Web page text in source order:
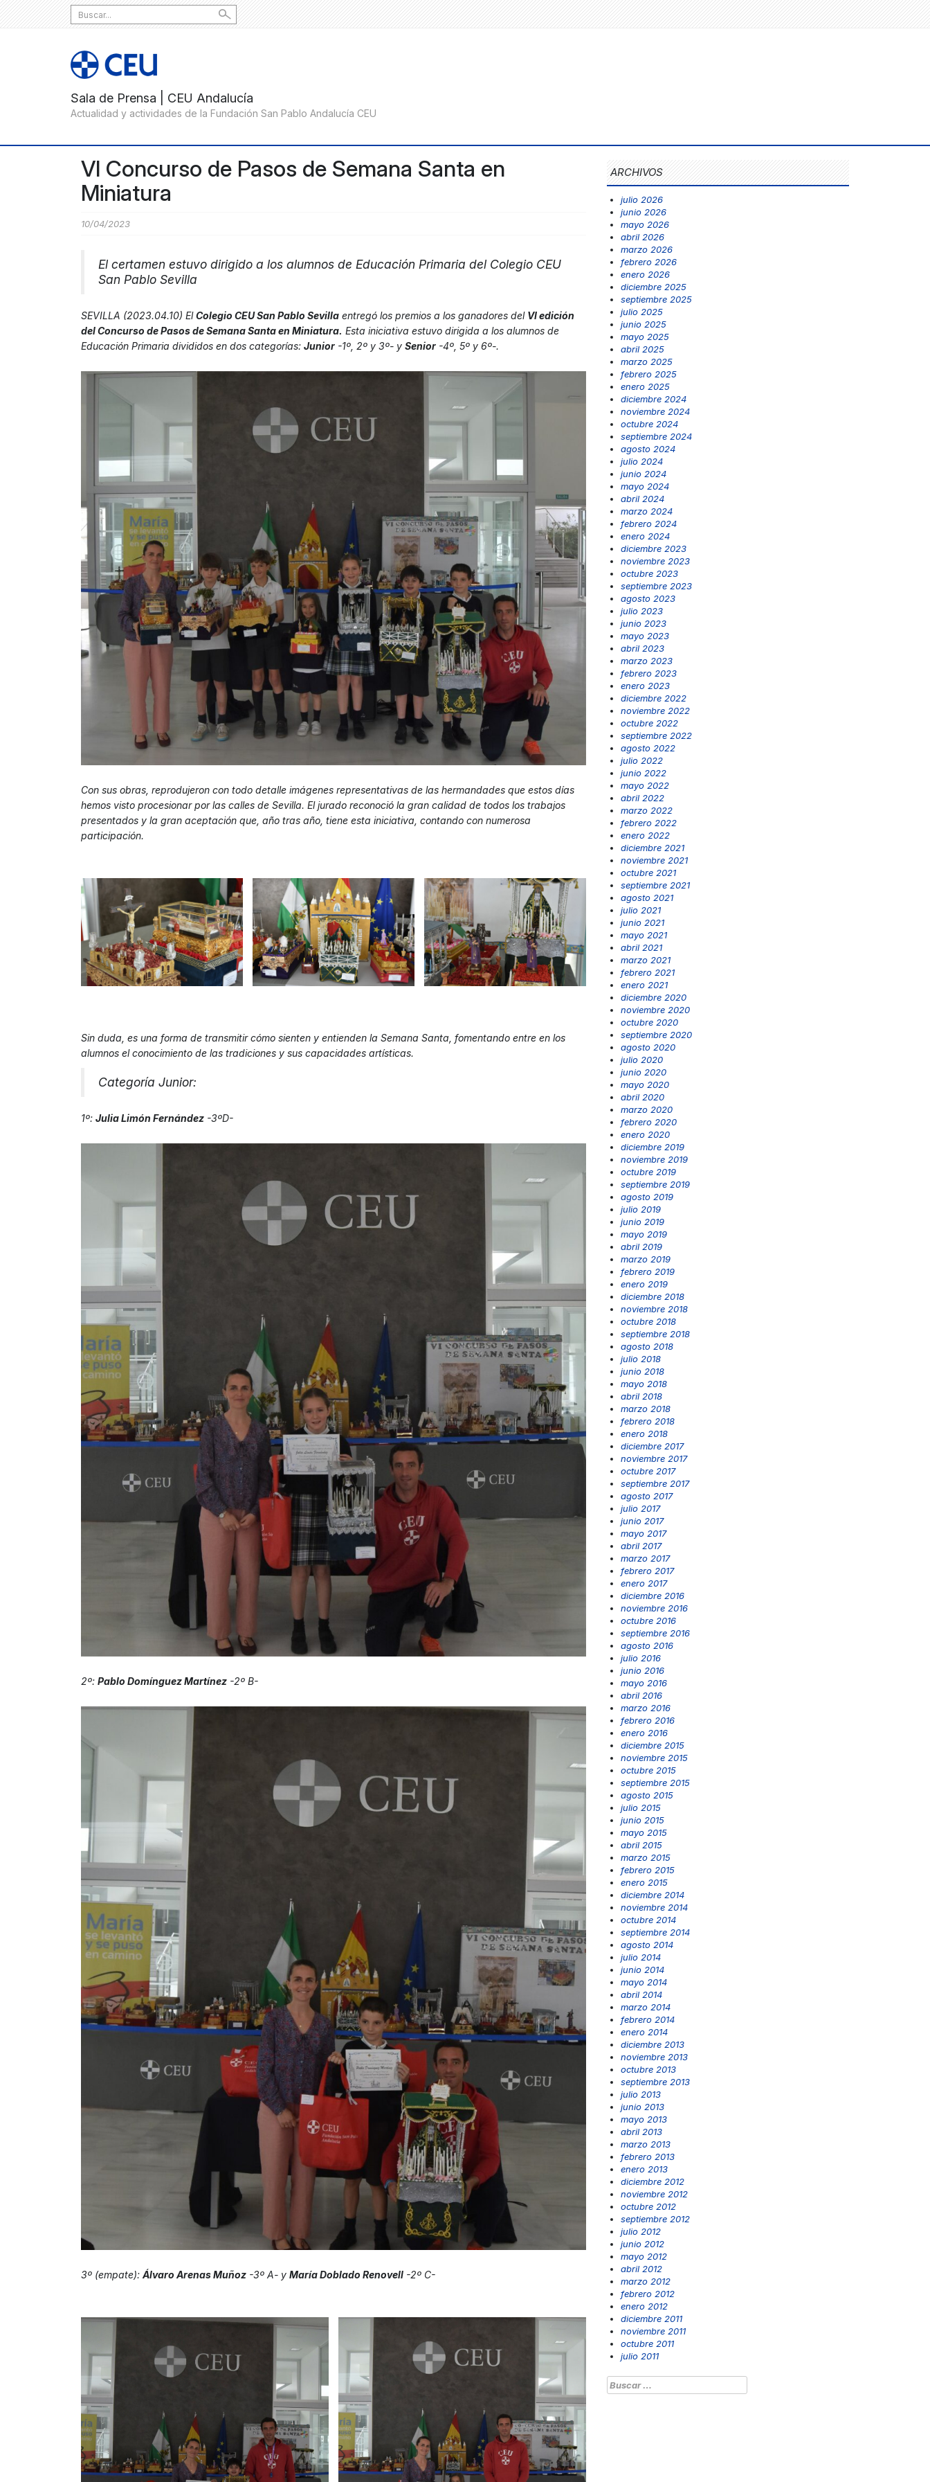
Search
for:
VI Concurso de Pasos de Semana Santa en
Miniatura
10/04/2023
El certamen estuvo dirigido a los alumnos de Educación Primaria del Colegio CEU
San Pablo Sevilla
SEVILLA (2023.04.10) ElColegio CEU San Pablo Sevilla entregó los premios a los ganadores del VI edición
del Concurso de Pasos de Semana Santa en Miniatura. Esta iniciativa estuvo dirigida a los alumnos de
Educación Primaria divididos en dos categorías: Junior -1º, 2º y 3º- y Senior -4º, 5º y 6º-.
Con sus obras, reprodujeron con todo detalle imágenes representativas de las hermandades que estos días
hemos visto procesionar por las calles de Sevilla. El jurado reconoció la gran calidad de todos los trabajos
presentados y la gran aceptación que, año tras año, tiene esta iniciativa, contando con numerosa
participación.
Sin duda, es una forma de transmitir cómo sienten y entienden la Semana Santa, fomentando entre en los
alumnos el conocimiento de las tradiciones y sus capacidades artísticas.
Categoría Junior:
1º: Julia Limón Fernández -3ºD-
2º: Pablo Domínguez Martínez -2º B-
3º (empate): Álvaro Arenas Muñoz -3º A- y María Doblado Renovell -2º C-
ARCHIVOS
julio 2026
junio 2026
mayo 2026
abril 2026
marzo 2026
febrero 2026
enero 2026
diciembre 2025
septiembre 2025
julio 2025
junio 2025
mayo 2025
abril 2025
marzo 2025
febrero 2025
enero 2025
diciembre 2024
noviembre 2024
octubre 2024
septiembre 2024
agosto 2024
julio 2024
junio 2024
mayo 2024
abril 2024
marzo 2024
febrero 2024
enero 2024
diciembre 2023
noviembre 2023
octubre 2023
septiembre 2023
agosto 2023
julio 2023
junio 2023
mayo 2023
abril 2023
marzo 2023
febrero 2023
enero 2023
diciembre 2022
noviembre 2022
octubre 2022
septiembre 2022
agosto 2022
julio 2022
junio 2022
mayo 2022
abril 2022
marzo 2022
febrero 2022
enero 2022
diciembre 2021
noviembre 2021
octubre 2021
septiembre 2021
agosto 2021
julio 2021
junio 2021
mayo 2021
abril 2021
marzo 2021
febrero 2021
enero 2021
diciembre 2020
noviembre 2020
octubre 2020
septiembre 2020
agosto 2020
julio 2020
junio 2020
mayo 2020
abril 2020
marzo 2020
febrero 2020
enero 2020
diciembre 2019
noviembre 2019
octubre 2019
septiembre 2019
agosto 2019
julio 2019
junio 2019
mayo 2019
abril 2019
marzo 2019
febrero 2019
enero 2019
diciembre 2018
noviembre 2018
octubre 2018
septiembre 2018
agosto 2018
julio 2018
junio 2018
mayo 2018
abril 2018
marzo 2018
febrero 2018
enero 2018
diciembre 2017
noviembre 2017
octubre 2017
septiembre 2017
agosto 2017
julio 2017
junio 2017
mayo 2017
abril 2017
marzo 2017
febrero 2017
enero 2017
diciembre 2016
noviembre 2016
octubre 2016
septiembre 2016
agosto 2016
julio 2016
junio 2016
mayo 2016
abril 2016
marzo 2016
febrero 2016
enero 2016
diciembre 2015
noviembre 2015
octubre 2015
septiembre 2015
agosto 2015
julio 2015
junio 2015
mayo 2015
abril 2015
marzo 2015
febrero 2015
enero 2015
diciembre 2014
noviembre 2014
octubre 2014
septiembre 2014
agosto 2014
julio 2014
junio 2014
mayo 2014
abril 2014
marzo 2014
febrero 2014
enero 2014
diciembre 2013
noviembre 2013
octubre 2013
septiembre 2013
julio 2013
junio 2013
mayo 2013
abril 2013
marzo 2013
febrero 2013
enero 2013
diciembre 2012
noviembre 2012
octubre 2012
septiembre 2012
julio 2012
junio 2012
mayo 2012
abril 2012
marzo 2012
febrero 2012
enero 2012
diciembre 2011
noviembre 2011
octubre 2011
julio 2011
Buscar: